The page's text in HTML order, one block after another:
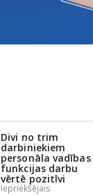
Divi no trim
darbiniekiem
personāla vadības
funkcijas darbu
vērtē pozitīvi
Iepriekšējais